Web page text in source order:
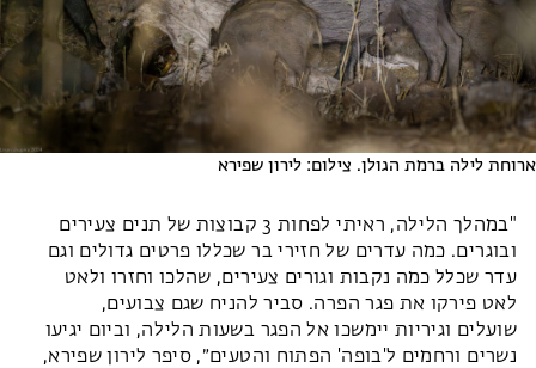
ארוחת לילה ברמת הגולן. צילום: לירון שפירא
"במהלך הלילה, ראיתי לפחות 3 קבוצות של תנים צעירים
ובוגרים. כמה עדרים של חזירי בר שכללו פרטים גדולים וגם
עדר שכלל כמה נקבות וגורים צעירים, שהלכו וחזרו ולאט
לאט פירקו את פגר הפרה. סביר להניח שגם צבועים,
שועלים וגיריות יימשכו אל הפגר בשעות הלילה, וביום יגיעו
נשרים ורחמים ל'בופה' הפתוח והטעים״, סיפר לירון שפירא,